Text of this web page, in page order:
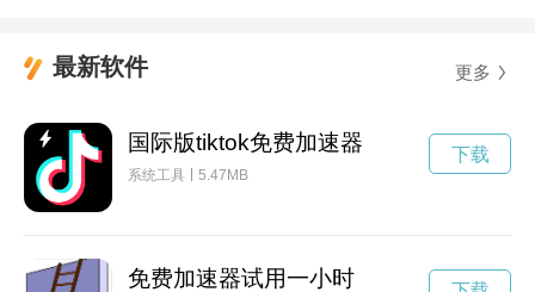
最新软件 更多
国际版tiktok免费加速器
系统工具 5.47MB
下载
免费加速器试用一小时